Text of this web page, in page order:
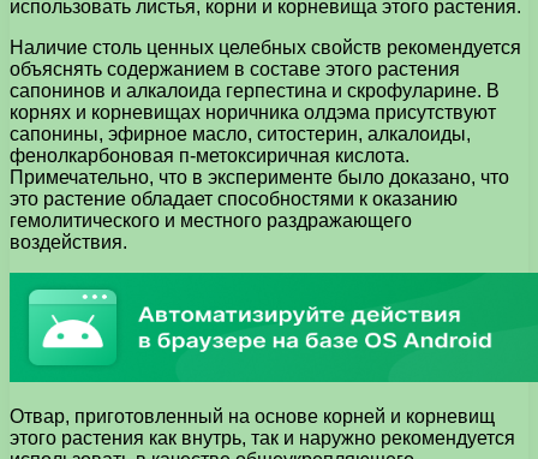
использовать листья, корни и корневища этого растения.
Наличие столь ценных целебных свойств рекомендуется
объяснять содержанием в составе этого растения
сапонинов и алкалоида герпестина и скрофуларине. В
корнях и корневищах норичника олдэма присутствуют
сапонины, эфирное масло, ситостерин, алкалоиды,
фенолкарбоновая п-метоксиричная кислота.
Примечательно, что в эксперименте было доказано, что
это растение обладает способностями к оказанию
гемолитического и местного раздражающего
воздействия.
Отвар, приготовленный на основе корней и корневищ
этого растения как внутрь, так и наружно рекомендуется